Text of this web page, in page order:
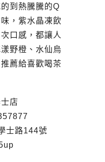
到熱騰騰的Q
，紫水晶凍飲
口感，都讓人
野橙、水仙烏
薦給喜歡喝茶
店
士路144號